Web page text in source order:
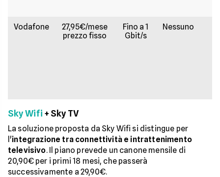
Vodafone
27,95€/mese
prezzo fisso
Fino a 1
Gbit/s
Nessuno
Sky Wifi + Sky TV
La soluzione proposta da Sky Wifi si distingue per
l'integrazione tra connettività e intrattenimento
televisivo. Il piano prevede un canone mensile di
20,90€ per i primi 18 mesi, che passerà
successivamente a 29,90€.